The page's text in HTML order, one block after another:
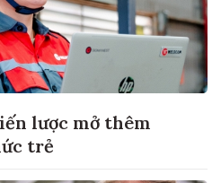
lược mở thêm
trẻ